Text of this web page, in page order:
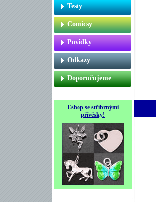
Testy
Comicsy
Povídky
Odkazy
Doporučujeme
Eshop se stříbrnými
přívěsky!